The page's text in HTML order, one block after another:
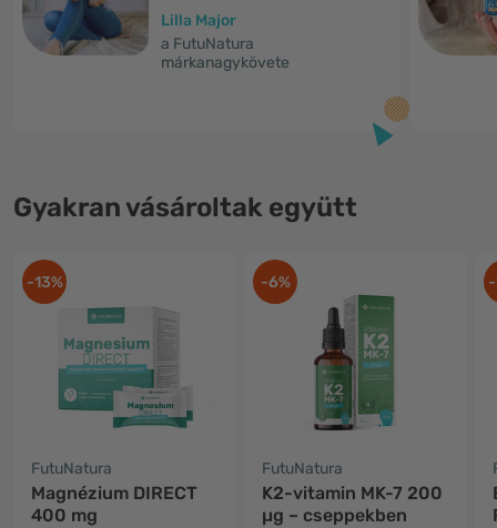
Lilla Major
a FutuNatura
márkanagykövete
Gyakran vásároltak együtt
-13%
FutuNatura
Magnézium DIRECT
400 mg
-6%
FutuNatura
K2-vitamin MK-7 200
µg – cseppekben